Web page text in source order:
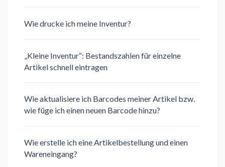
Wie drucke ich meine Inventur?
„Kleine Inventur“: Bestandszahlen für einzelne
Artikel schnell eintragen
Wie aktualisiere ich Barcodes meiner Artikel bzw.
wie füge ich einen neuen Barcode hinzu?
Wie erstelle ich eine Artikelbestellung und einen
Wareneingang?